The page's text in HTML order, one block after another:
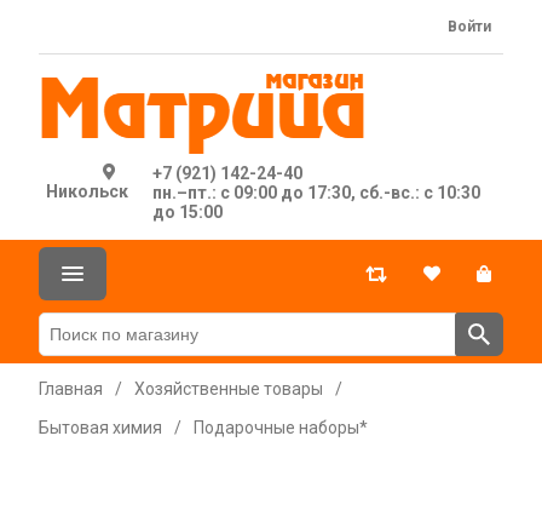
Никольск
+7 (921) 142-24-40
пн.–пт.: с 09:00 до 17:30, сб.-вс.: с 10:30
до 15:00
Войти
Главная / Хозяйственные товары
/
Бытовая химия
/ Подарочные наборы*